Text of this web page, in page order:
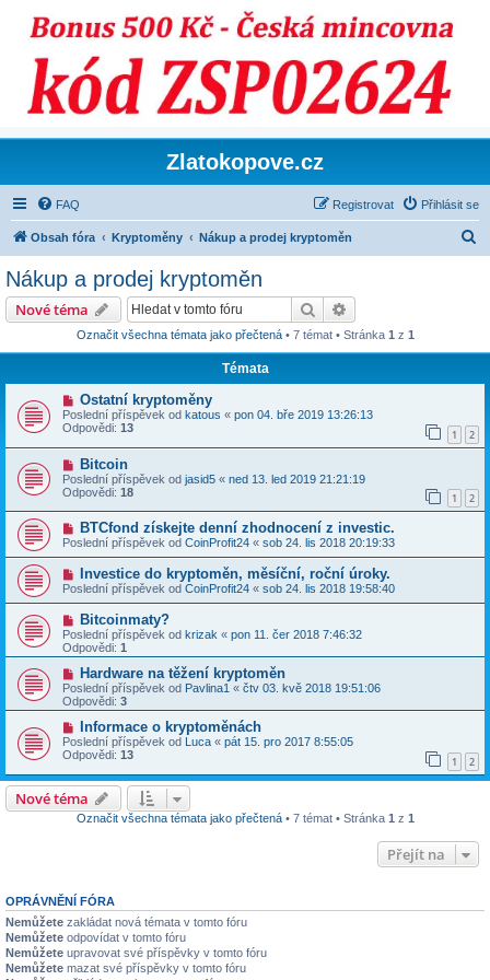
Zlatokopove.cz
FAQ Přihlásit se
Registrovat
Obsah fóra Kryptoměny Nákup a prodej kryptoměn
Nákup a prodej kryptoměn
Nové téma Hledat
Označit všechna témata jako přečtená• 7 témat • Stránka 1 z 1
Témata
Ostatní kryptoměny
Poslední příspěvek od katous « pon 04. bře 2019 13:26:13
Odpovědi: 13 1 2
Bitcoin
Poslední příspěvek od jasid5 « ned 13. led 2019 21:21:19
Odpovědi: 18 1 2
BTCfond získejte denní zhodnocení z investic.
Poslední příspěvek od CoinProfit24 « sob 24. lis 2018 20:19:33
Investice do kryptoměn, měsíční, roční úroky.
Poslední příspěvek od CoinProfit24 « sob 24. lis 2018 19:58:40
Bitcoinmaty?
Poslední příspěvek od krizak « pon 11. čer 2018 7:46:32
Odpovědi: 1
Hardware na těžení kryptoměn
Poslední příspěvek od Pavlina1 « čtv 03. kvě 2018 19:51:06
Odpovědi: 3
Informace o kryptoměnách
Poslední příspěvek od Luca « pát 15. pro 2017 8:55:05
Odpovědi: 13 1 2
Nové téma
Označit všechna témata jako přečtená• 7 témat • Stránka 1 z 1
Přejít na
OPRÁVNĚNÍ FÓRA
Nemůžete zakládat nová témata v tomto fóru
Nemůžete odpovídat v tomto fóru
Nemůžete upravovat své příspěvky v tomto fóru
Nemůžete mazat své příspěvky v tomto fóru